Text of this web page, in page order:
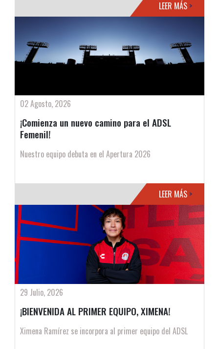
LEER MÁS >
02 Agosto, 2026
¡Comienza un nuevo camino para el ADSL
Femenil!
Nuestro equipo debuta en el Apertura 2026
LEER MÁS >
29 Julio, 2026
¡BIENVENIDA AL PRIMER EQUIPO, XIMENA!
Ximena Ramírez se incorpora al primer equipo del ADSL